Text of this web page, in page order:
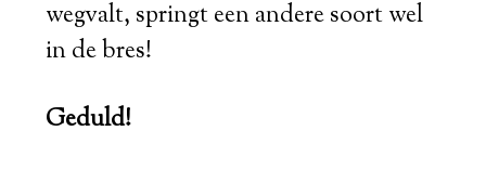
wegvalt, springt een andere soort wel
in de bres!
Geduld!